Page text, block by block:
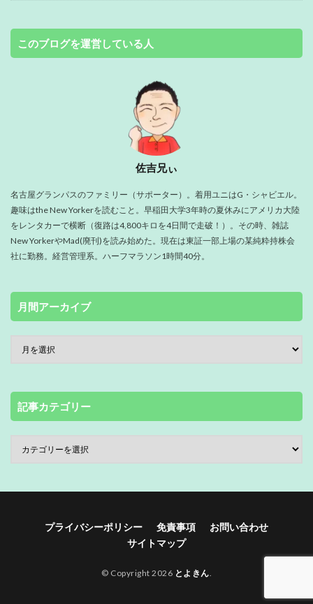
このブログを運営している人
佐吉兄ぃ
名古屋グランパスのファミリー（サポーター）。着用ユニはG・シャビエル。
趣味はthe New Yorkerを読むこと。早稲田大学3年時の夏休みにアメリカ大陸
をレンタカーで横断（復路は4,800キロを4日間で走破！）。その時、雑誌
New YorkerやMad(廃刊)を読み始めた。現在は東証一部上場の某純粋持株会
社に勤務。経営管理系。ハーフマラソン1時間40分。
月間アーカイブ
記事カテゴリー
プライバシーポリシー 免責事項
お問い合わせ
サイトマップ
© Copyright 2026 とよきん.